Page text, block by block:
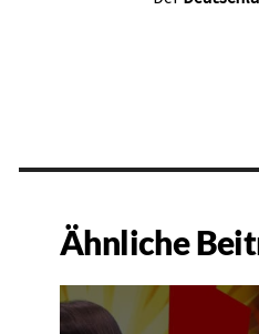
Ähnliche